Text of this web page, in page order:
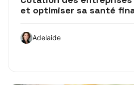
et optimiser sa santé
Adelaide